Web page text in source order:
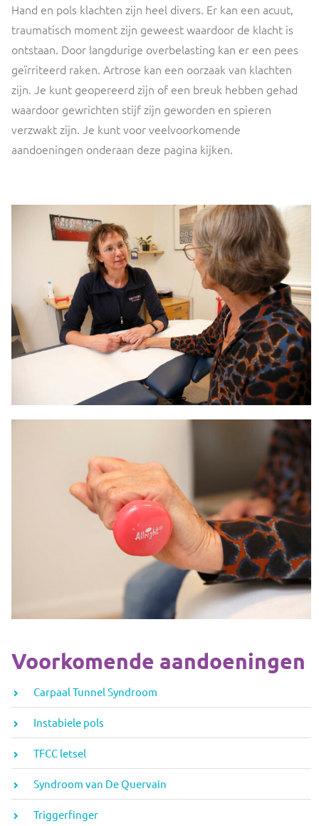
Hand en pols klachten zijn heel divers. Er kan een acuut,
traumatisch moment zijn geweest waardoor de klacht is
ontstaan. Door langdurige overbelasting kan er een pees
geïrriteerd raken. Artrose kan een oorzaak van klachten
zijn. Je kunt geopereerd zijn of een breuk hebben gehad
waardoor gewrichten stijf zijn geworden en spieren
verzwakt zijn. Je kunt voor veelvoorkomende
aandoeningen onderaan deze pagina kijken.
Voorkomende aandoeningen
Carpaal Tunnel Syndroom
Instabiele pols
TFCC letsel
Syndroom van De Quervain
Triggerfinger